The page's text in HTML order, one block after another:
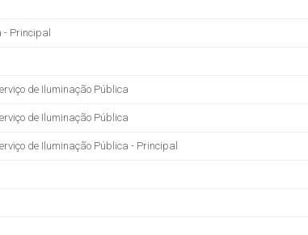
- Principal
de Iluminação Pública
de Iluminação Pública
de Iluminação Pública - Principal